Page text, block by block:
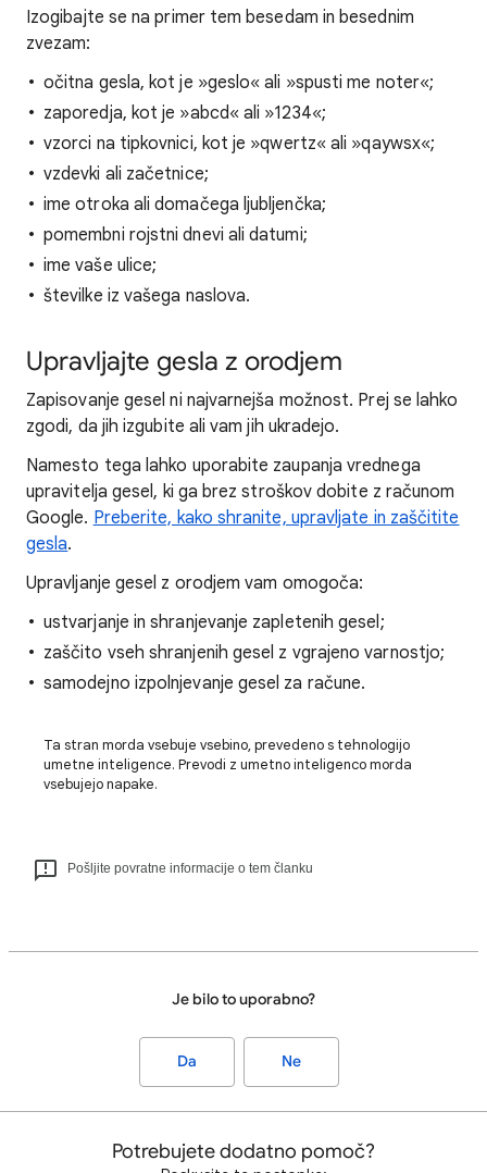
Izogibajte se na primer tem besedam in besednim
zvezam:
očitna gesla, kot je »geslo« ali »spusti me noter«;
zaporedja, kot je »abcd« ali »1234«;
vzorci na tipkovnici, kot je »qwertz« ali »qaywsx«;
vzdevki ali začetnice;
ime otroka ali domačega ljubljenčka;
pomembni rojstni dnevi ali datumi;
ime vaše ulice;
številke iz vašega naslova.
Upravljajte gesla z orodjem
Zapisovanje gesel ni najvarnejša možnost. Prej se lahko
zgodi, da jih izgubite ali vam jih ukradejo.
Namesto tega lahko uporabite zaupanja vrednega
upravitelja gesel, ki ga brez stroškov dobite z računom
Google. Preberite, kako shranite, upravljate in zaščitite
gesla.
Upravljanje gesel z orodjem vam omogoča:
ustvarjanje in shranjevanje zapletenih gesel;
zaščito vseh shranjenih gesel z vgrajeno varnostjo;
samodejno izpolnjevanje gesel za račune.
Ta stran morda vsebuje vsebino, prevedeno s tehnologijo
umetne inteligence. Prevodi z umetno inteligenco morda
vsebujejo napake.
Pošljite povratne informacije o tem članku
Je bilo to uporabno?
Da Ne
Potrebujete dodatno pomoč?